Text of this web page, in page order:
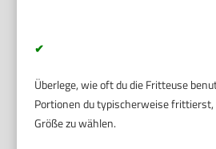
✔
Überlege, wie oft du die Fritteuse
Portionen du typischerweise frittierst,
Größe zu wählen.